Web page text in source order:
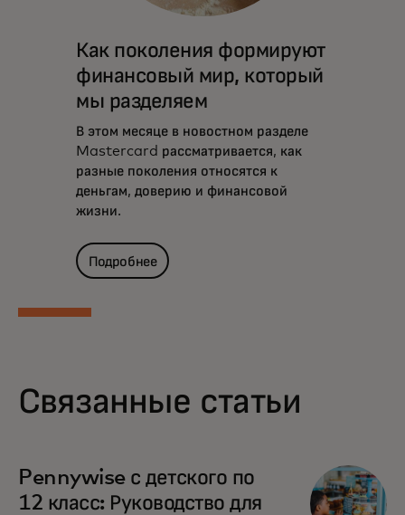
Как поколения формируют
финансовый мир, который
мы разделяем
В этом месяце в новостном разделе
Mastercard рассматривается, как
разные поколения относятся к
деньгам, доверию и финансовой
жизни.
Подробнее
Связанные статьи
Pennywise с детского по
12 класс: Руководство для